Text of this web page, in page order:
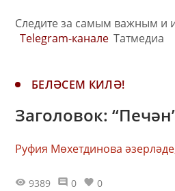
Следите за самым важным и
Telegram-канале Татмедиа
БЕЛӘСЕМ КИЛӘ!
Заголовок:
Руфия Мөхетдинова
9389 0 0